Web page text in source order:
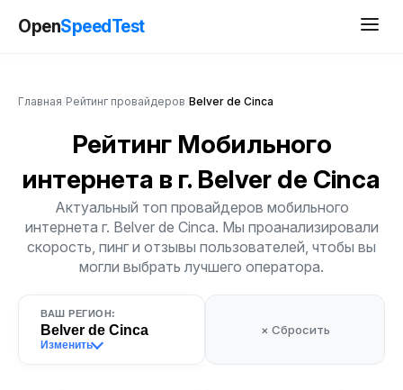
OpenSpeedTest
Главная Рейтинг провайдеров Belver de Cinca
Рейтинг Мобильного
интернета в г. Belver de Cinca
Актуальный топ провайдеров мобильного
интернета г. Belver de Cinca. Мы проанализировали
скорость, пинг и отзывы пользователей, чтобы вы
могли выбрать лучшего оператора.
ВАШ РЕГИОН:
Belver de Cinca
Изменить
× Сбросить